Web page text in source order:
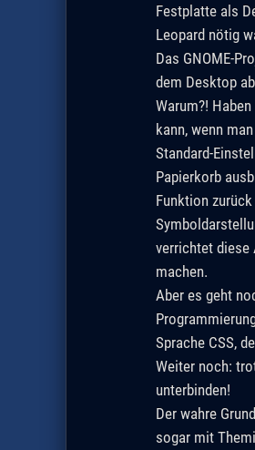
Festplatte als
Leopard nötig
Das GNOME-
dem Desktop
Warum?!
kann, wenn
Standard-
Papierkorb
Funktion
verrichtet diese
machen.
Aber es geht
Sprache CSS,
Weiter noch:
unterbinden!
Der wahre
sogar mit